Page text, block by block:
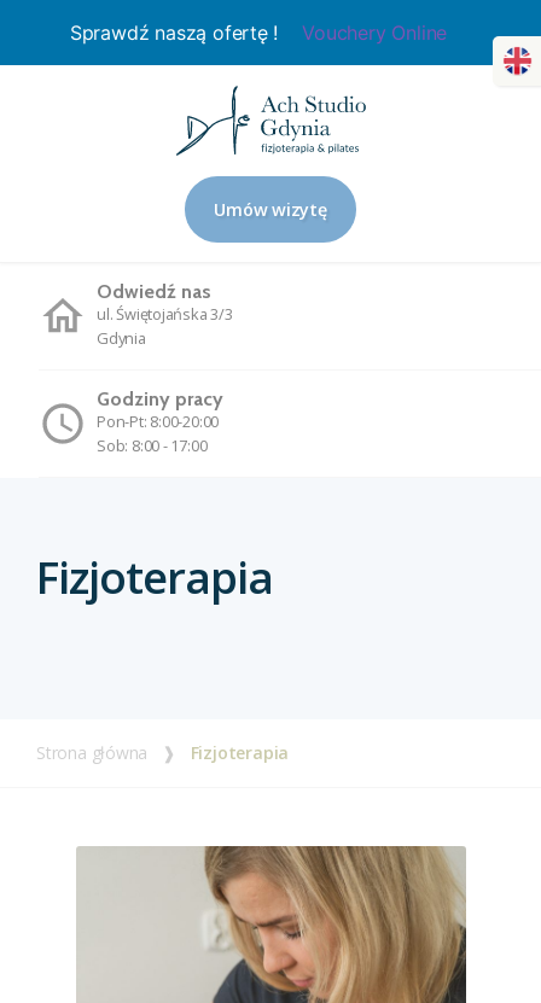
Sprawdź naszą ofertę ! Vouchery Online
Umów wizytę
Odwiedź nas
ul. Świętojańska 3/3
Gdynia
Godziny pracy
Pon-Pt: 8:00-20:00
Sob: 8:00 - 17:00
Fizjoterapia
Strona główna ❱ Fizjoterapia